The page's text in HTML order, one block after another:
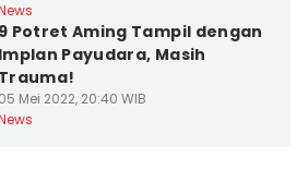
9 Potret Aming Tampil dengan
Implan Payudara, Masih
Trauma!
05 Mei 2022, 20:40 WIB